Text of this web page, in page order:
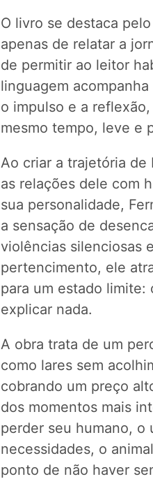
O livro se destaca
apenas de relatar a
de permitir ao leitor
linguagem
o impulso e a
mesmo tempo, leve e
Ao criar a trajetória de
as relações dele com
sua personalidade,
a sensação de
violências silenciosas
pertencimento, ele
para um estado
explicar nada.
A obra trata de um
como lares sem
cobrando um preço
dos momentos mais
perder seu humano, o
necessidades, o
ponto de não haver